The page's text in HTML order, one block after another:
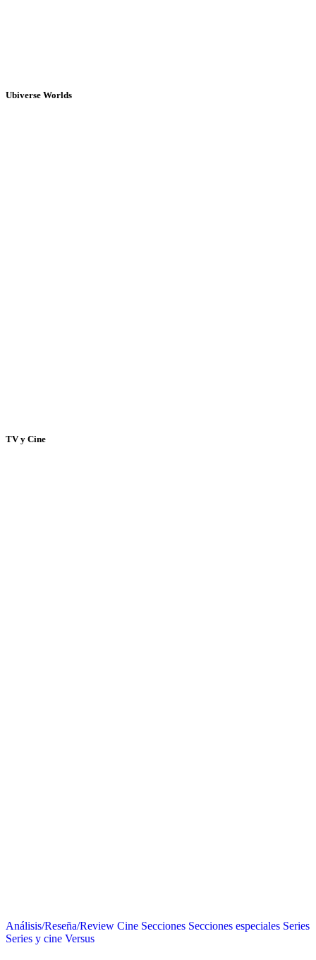
Ubiverse Worlds
TV y Cine
Análisis/Reseña/Review Cine Secciones Secciones especiales Series
Series y cine Versus